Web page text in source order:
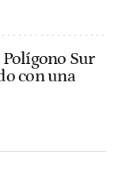
Sur
con una